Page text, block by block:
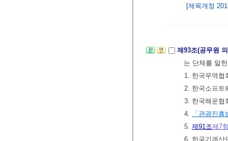
[제목개정
제93조(공무원
는 단체를 말
1. 한국무역협
2. 한국소프트
3. 한국해운협
4.
「관광진흥
5. 제91조제7
6. 한국기계산